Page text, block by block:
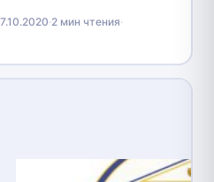
образования. Также это
·2 мин чтения·